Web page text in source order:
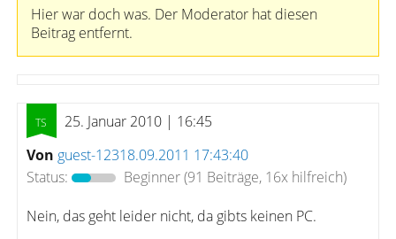
Hier war doch was. Der Moderator hat diesen
Beitrag entfernt.
25. Januar 2010 | 16:45
Von guest-12318.09.2011 17:43:40
Status:
Beginner(91 Beiträge, 16x hilfreich)
Nein, das geht leider nicht, da gibts keinen PC.